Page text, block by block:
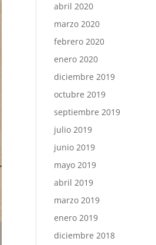
abril 2020
marzo 2020
febrero 2020
enero 2020
diciembre 2019
octubre 2019
septiembre 2019
julio 2019
junio 2019
mayo 2019
abril 2019
marzo 2019
enero 2019
diciembre 2018